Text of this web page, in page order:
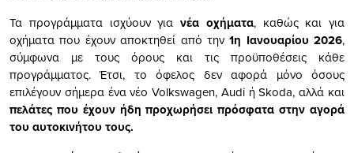
Τα προγράμματα ισχύουν για νέα οχήματα, καθώς και για
οχήματα που έχουν αποκτηθεί από την1η Ιανουαρίου 2026,
σύμφωνα με τους όρους και τις προϋποθέσεις κάθε
προγράμματος. Έτσι, το όφελος δεν αφορά μόνο όσους
επιλέγουν σήμερα ένα νέο Volkswagen, Audi ή Skoda, αλλά και
πελάτες που έχουν ήδη προχωρήσει πρόσφατα στην αγορά
του αυτοκινήτου τους.